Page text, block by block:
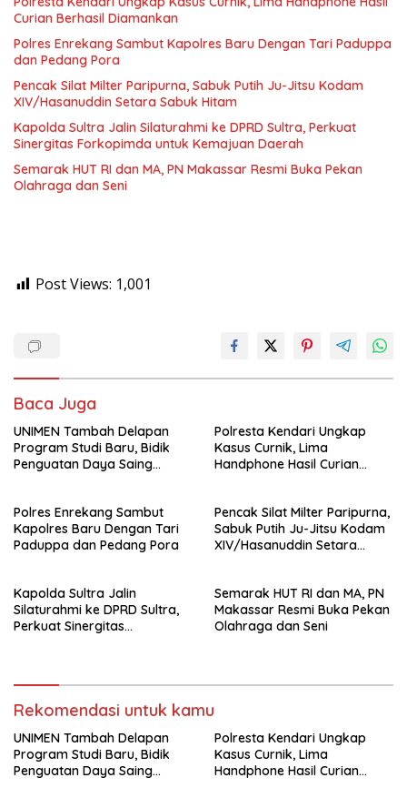
Curian Berhasil Diamankan
Polres Enrekang Sambut Kapolres Baru Dengan Tari Paduppa
dan Pedang Pora
Pencak Silat Milter Paripurna, Sabuk Putih Ju-Jitsu Kodam
XIV/Hasanuddin Setara Sabuk Hitam
Kapolda Sultra Jalin Silaturahmi ke DPRD Sultra, Perkuat
Sinergitas Forkopimda untuk Kemajuan Daerah
Semarak HUT RI dan MA, PN Makassar Resmi Buka Pekan
Olahraga dan Seni
Post Views: 1,001
Baca Juga
UNIMEN Tambah Delapan
Program Studi Baru, Bidik
Penguatan Daya Saing
Polresta Kendari Ungkap
Kasus Curnik, Lima
Handphone Hasil Curian
Polres Enrekang Sambut
Kapolres Baru Dengan Tari
Paduppa dan Pedang Pora
Pencak Silat Milter Paripurna,
Sabuk Putih Ju-Jitsu Kodam
XIV/Hasanuddin Setara
Kapolda Sultra Jalin
Silaturahmi ke DPRD Sultra,
Perkuat Sinergitas
Semarak HUT RI dan MA, PN
Makassar Resmi Buka Pekan
Olahraga dan Seni
Rekomendasi untuk kamu
UNIMEN Tambah Delapan
Program Studi Baru, Bidik
Penguatan Daya Saing
Polresta Kendari Ungkap
Kasus Curnik, Lima
Handphone Hasil Curian